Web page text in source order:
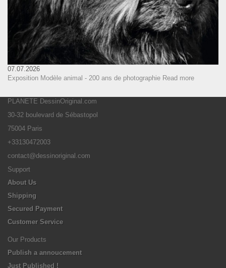
07.07.2026
Exposition Modèle animal - 200 ans de photographie Read more
PLANETE DessinOriginal.com
30-32 boulevard de Sébastopol
75004 Paris
+33130472003
contact@dessinoriginal.com
Support
About Us
Shipping
Secured Payment
Customer Service
Our Products
Publish a annoucement
Just Published !